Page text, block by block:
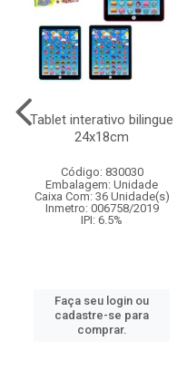
Tablet interativo bilingue
24x18cm
Código: 830030
Embalagem: Unidade
Caixa Com: 36 Unidade(s)
Inmetro: 006758/2019
IPI: 6.5%
Faça seu login ou
cadastre-se para
comprar.